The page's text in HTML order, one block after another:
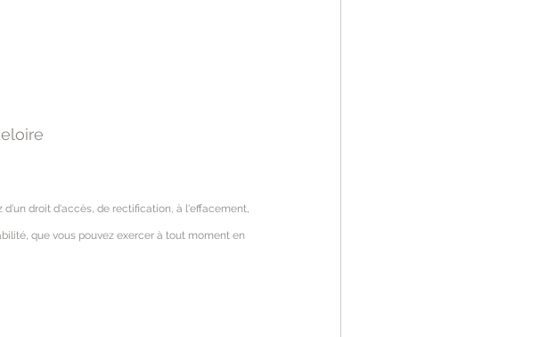
d'un droit d'accès, de rectification, à l'effacement,
que vous pouvez exercer à tout moment en